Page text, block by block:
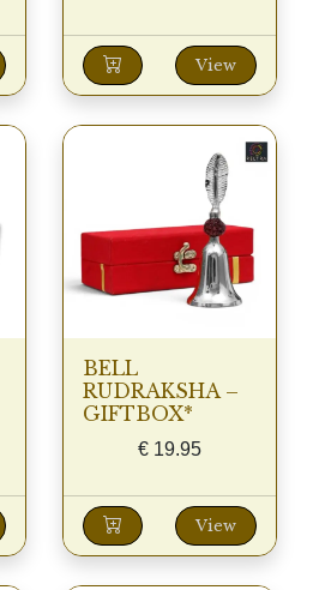
View
BELL
RUDRAKSHA –
GIFTBOX*
€ 19.95
View